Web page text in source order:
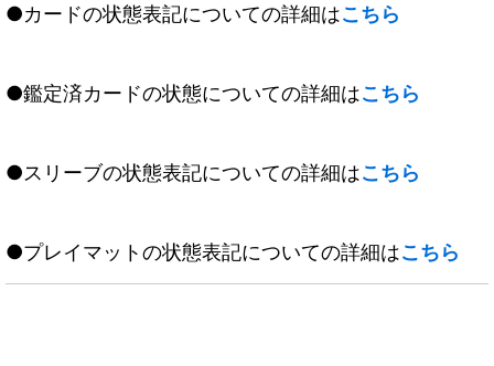
●カードの状態表記についての詳細はこちら
●鑑定済カードの状態についての詳細はこちら
●スリーブの状態表記についての詳細はこちら
●プレイマットの状態表記についての詳細はこちら